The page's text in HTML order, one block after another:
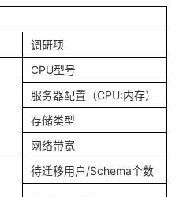
调研项
CPU型号
服务器配置（CPU:内存）
存储类型
网络带宽
待迁移用户/Schema个数